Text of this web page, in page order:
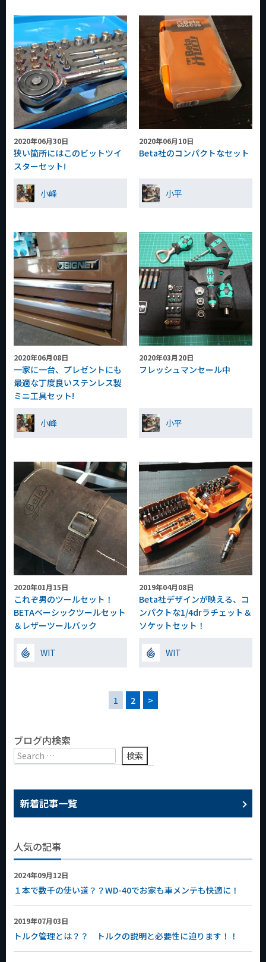
2020年06月30日
狭い箇所にはこのビットツイ
スターセット!
小峰
2020年06月10日
Beta社のコンパクトなセット
小平
2020年06月08日
一家に一台、プレゼントにも
最適な丁度良いステンレス製
ミニ工具セット!
小峰
2020年03月20日
フレッシュマンセール中
小平
2020年01月15日
これぞ男のツールセット！
BETAベーシックツールセット
＆レザーツールバック
WIT
2019年04月08日
Beta社デザインが映える、コ
ンパクトな1/4drラチェット＆
ソケットセット！
WIT
1 2 >
ブログ内検索
新着記事一覧
人気の記事
2024年09月12日
１本で数千の使い道？？WD-40でお家も車メンテも快適に！
2019年07月03日
トルク管理とは？？ トルクの説明と必要性に迫ります！！